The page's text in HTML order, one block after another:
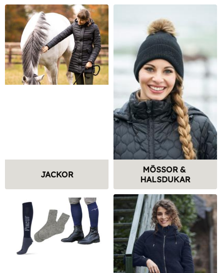
JACKOR
MÖSSOR &
HALSDUKAR